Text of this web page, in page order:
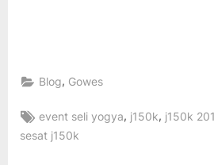
Blog, Gowes
Tags:
event seli yogya, j150k, j150k
sesat j150k